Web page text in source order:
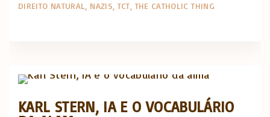
DIREITO NATURAL NAZIS TCT THE CATHOLIC THING
KARL STERN, IA E O VOCABULÁRIO